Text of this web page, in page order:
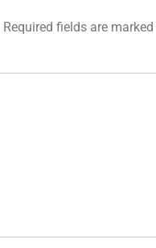
Required fields are marked